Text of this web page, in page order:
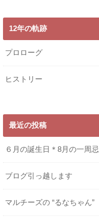
12年の軌跡
プロローグ
ヒストリー
最近の投稿
６月の誕生日＊8月の一周忌
ブログ引っ越します
マルチーズの “るなちゃん”